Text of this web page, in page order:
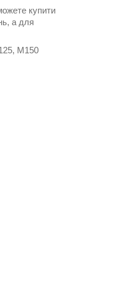
купити
а для
М150